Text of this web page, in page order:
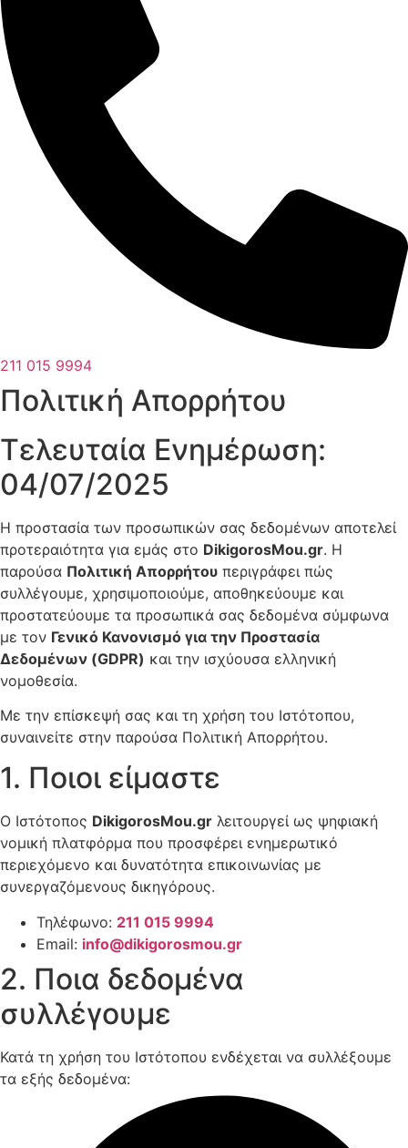
211 015 9994
Πολιτική Απορρήτου
Τελευταία Ενημέρωση:
04/07/2025
Η προστασία των προσωπικών σας δεδομένων αποτελεί
προτεραιότητα για εμάς στο DikigorosMou.gr. Η
παρούσα Πολιτική Απορρήτου περιγράφει πώς
συλλέγουμε, χρησιμοποιούμε, αποθηκεύουμε και
προστατεύουμε τα προσωπικά σας δεδομένα σύμφωνα
με τον Γενικό Κανονισμό για την Προστασία
Δεδομένων (GDPR) και την ισχύουσα ελληνική
νομοθεσία.
Με την επίσκεψή σας και τη χρήση του Ιστότοπου,
συναινείτε στην παρούσα Πολιτική Απορρήτου.
1. Ποιοι είμαστε
Ο Ιστότοπος DikigorosMou.gr λειτουργεί ως ψηφιακή
νομική πλατφόρμα που προσφέρει ενημερωτικό
περιεχόμενο και δυνατότητα επικοινωνίας με
συνεργαζόμενους δικηγόρους.
Τηλέφωνο: 211 015 9994
Email: info@dikigorosmou.gr
2. Ποια δεδομένα
συλλέγουμε
Κατά τη χρήση του Ιστότοπου ενδέχεται να συλλέξουμε
τα εξής δεδομένα: